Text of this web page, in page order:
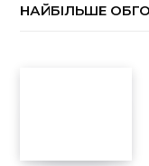
НАЙБІЛЬШЕ